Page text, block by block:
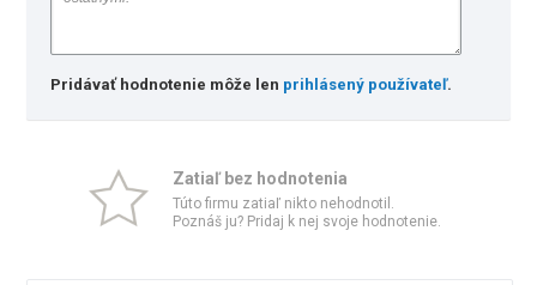
Pridávať hodnotenie môže len prihlásený používateľ.
Zatiaľ bez hodnotenia
Túto firmu zatiaľ nikto nehodnotil.
Poznáš ju? Pridaj k nej svoje hodnotenie.